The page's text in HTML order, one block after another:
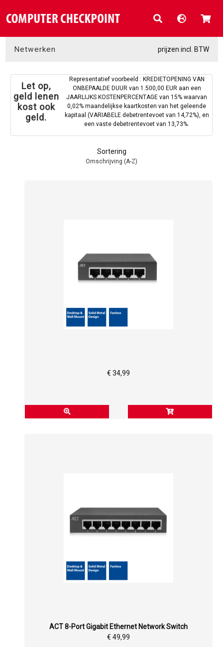
Netwerken prijzen incl. BTW
Let op,
geld lenen
kost ook
geld.
Representatief voorbeeld : KREDIETOPENING VAN
ONBEPAALDE DUUR van 1.500,00 EUR aan een
JAARLIJKS KOSTENPERCENTAGE van 15% waarvan
0,02% maandelijkse kaartkosten van het geleende
kapitaal (VARIABELE debetrentevoet van 14,72%), en
een vaste debetrentevoet van 13,73%.
Sortering
Omschrijving (A-Z)
€ 34,99
ACT 8-Port Gigabit Ethernet Network Switch
€ 49,99